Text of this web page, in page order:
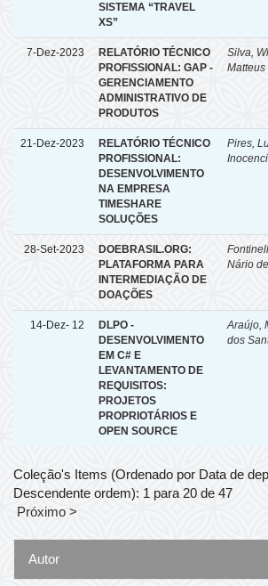
SISTEMA “TRAVEL
XS”
7-Dez-2023
RELATÓRIO TÉCNICO
PROFISSIONAL: GAP -
GERENCIAMENTO
ADMINISTRATIVO DE
PRODUTOS
Silva,
Matteus
21-Dez-2023
RELATÓRIO TÉCNICO
PROFISSIONAL:
DESENVOLVIMENTO
NA EMPRESA
TIMESHARE
SOLUÇÕES
Pires,
28-Set-2023
DOEBRASIL.ORG:
PLATAFORMA PARA
INTERMEDIAÇÃO DE
DOAÇÕES
Nário
14-Dez- 12
DLPO -
DESENVOLVIMENTO
EM C# E
LEVANTAMENTO DE
REQUISITOS:
PROJETOS
PROPRIOTÁRIOS E
OPEN SOURCE
Araújo,
dos
Coleção's Items (Ordenado por Data de
Descendente ordem): 1 para 20 de 47
Próximo >
Autor